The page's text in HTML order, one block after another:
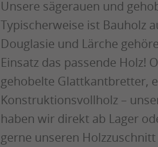
Unsere sägerauen und
Typischerweise ist Bauholz
Douglasie und Lärche
Einsatz das passende Holz!
gehobelte Glattkantbretter,
Konstruktionsvollholz –
haben wir direkt ab Lager
gerne unseren